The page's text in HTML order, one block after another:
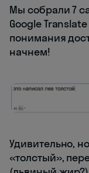
Мы собрали 7
Google
понимания
начнем!
Удивительно,
«толстый»,